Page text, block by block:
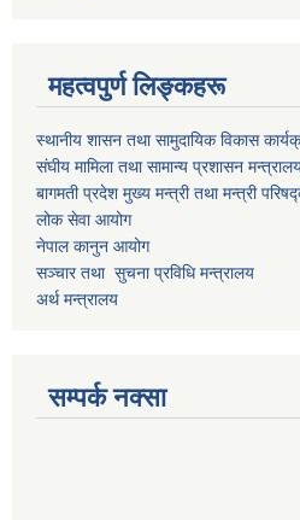
महत्वपुर्ण लिङ्कहरू
स्थानीय शासन तथा सामुदायिक विकास
संघीय मामिला तथा सामान्य प्रशासन
बागमती प्रदेश मुख्य मन्त्री तथा मन्त्री
लोक सेवा आयोग
नेपाल कानुन आयोग
सञ्चार तथा सुचना प्रविधि मन्त्रालय
अर्थ मन्त्रालय
सम्पर्क नक्सा